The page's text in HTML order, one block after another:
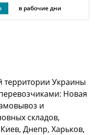
в рабочие дни
территории Украины
Новая
и
складов,
Днепр, Харьков,